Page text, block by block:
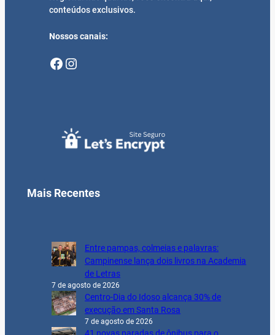
conteúdos exclusivos.
Nossos canais:
Facebook Instagram
Mais Recentes
Entre pampas, colmeias e palavras:
Campinense lança dois livros na Academia
de Letras
7 de agosto de 2026
Centro-Dia do Idoso alcança 30% de
execução em Santa Rosa
7 de agosto de 2026